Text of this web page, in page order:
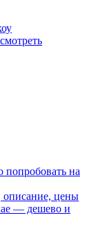
попробовать на
цены
— дешево и